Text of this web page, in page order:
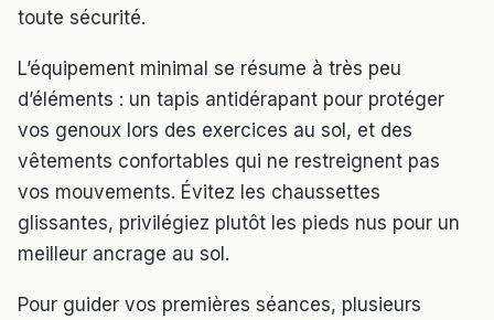
toute sécurité.
L’équipement minimal se résume à très peu
d’éléments : un tapis antidérapant pour protéger
vos genoux lors des exercices au sol, et des
vêtements confortables qui ne restreignent pas
vos mouvements. Évitez les chaussettes
glissantes, privilégiez plutôt les pieds nus pour un
meilleur ancrage au sol.
Pour guider vos premières séances, plusieurs